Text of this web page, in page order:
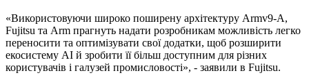
«Використовуючи широко поширену архітектуру Armv9-A,
Fujitsu та Arm прагнуть надати розробникам можливість легко
переносити та оптимізувати свої додатки, щоб розширити
екосистему AI й зробити її більш доступним для різних
користувачів і галузей промисловості», - заявили в Fujitsu.